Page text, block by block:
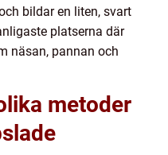
bildar en liten, svart
platserna där
näsan, pannan och
metoder